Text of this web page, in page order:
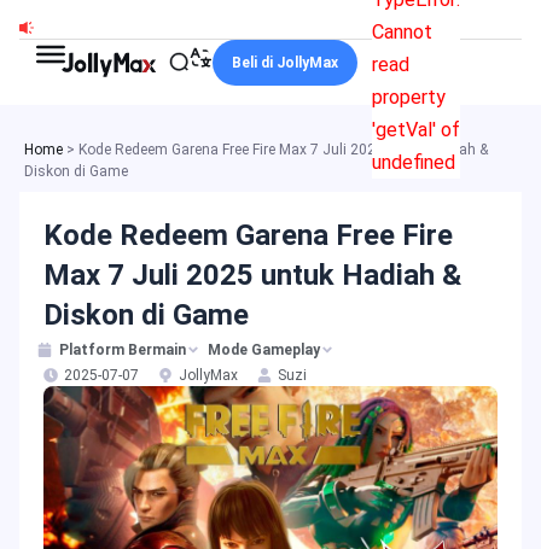
Cannot
read
property
'getVal' of
undefined
Beli di JollyMax
Home > Kode Redeem Garena Free Fire Max 7 Juli 2025 untuk Hadiah &
Diskon di Game
Kode Redeem Garena Free Fire
Max 7 Juli 2025 untuk Hadiah &
Diskon di Game
Platform Bermain
Mode Gameplay
2025-07-07
JollyMax Suzi